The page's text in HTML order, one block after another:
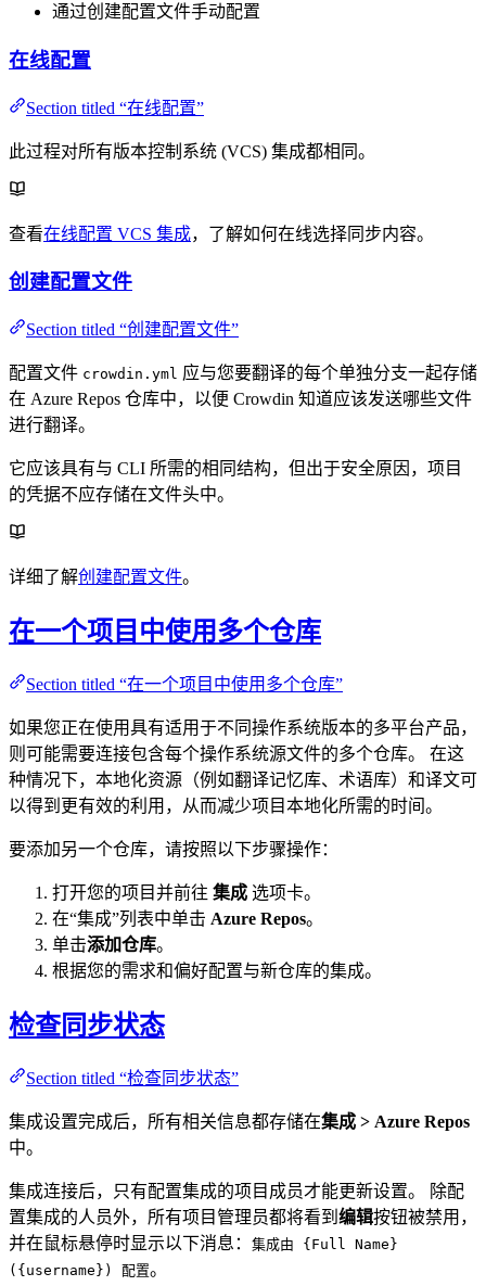
通过创建配置文件手动配置
在线配置
Section titled “在线配置”
此过程对所有版本控制系统 (VCS) 集成都相同。
查看在线配置 VCS 集成，了解如何在线选择同步内容。
创建配置文件
Section titled “创建配置文件”
配置文件 crowdin.yml 应与您要翻译的每个单独分支一起存储
在 Azure Repos 仓库中，以便 Crowdin 知道应该发送哪些文件
进行翻译。
它应该具有与 CLI 所需的相同结构，但出于安全原因，项目
的凭据不应存储在文件头中。
详细了解创建配置文件。
在一个项目中使用多个仓库
Section titled “在一个项目中使用多个仓库”
如果您正在使用具有适用于不同操作系统版本的多平台产品，
则可能需要连接包含每个操作系统源文件的多个仓库。 在这
种情况下，本地化资源（例如翻译记忆库、术语库）和译文可
以得到更有效的利用，从而减少项目本地化所需的时间。
要添加另一个仓库，请按照以下步骤操作：
打开您的项目并前往 集成 选项卡。
在“集成”列表中单击 Azure Repos。
单击添加仓库。
根据您的需求和偏好配置与新仓库的集成。
检查同步状态
Section titled “检查同步状态”
集成设置完成后，所有相关信息都存储在集成 > Azure Repos
中。
集成连接后，只有配置集成的项目成员才能更新设置。 除配
置集成的人员外，所有项目管理员都将看到 编辑按钮被禁用，
并在鼠标悬停时显示以下消息： 集成由 {Full Name}
({username}) 配置。